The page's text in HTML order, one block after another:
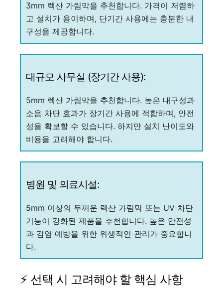
3mm 렉산 가림막을 추천합니다. 가격이 저렴하
고 설치가 용이하며, 단기간 사용에는 충분한 내
구성을 제공합니다.
대규모 사무실 (장기간 사용):
5mm 렉산 가림막을 추천합니다. 높은 내구성과
소음 차단 효과가 장기간 사용에 적합하며, 안전
성을 확보할 수 있습니다. 하지만 설치 난이도와
비용을 고려해야 합니다.
병원 및 의료시설:
5mm 이상의 두꺼운 렉산 가림막 또는 UV 차단
기능이 강화된 제품을 추천합니다. 높은 안전성
과 감염 예방을 위한 위생적인 관리가 중요합니
다.
⚡ 선택 시 고려해야 할 핵심 사항